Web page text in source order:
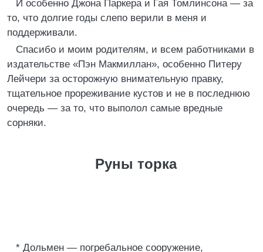
И особенно Джона Паркера и Гая Томлинсона — за
то, что долгие годы слепо верили в меня и
поддерживали.
Спасибо и моим родителям, и всем работниками в
издательстве «Пэн Макмиллан», особенно Питеру
Лейчери за осторожную внимательную правку,
тщательное прореживание кустов и не в последнюю
очередь — за то, что выполол самые вредные
сорняки.
Руны торка
* Дольмен — погребальное сооружение,